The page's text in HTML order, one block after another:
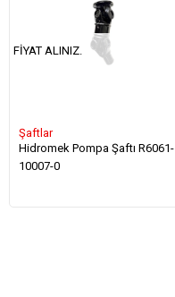
Şaftlar
Hidromek Pompa Şaftı R6061-
10007-0
FIYAT ALINIZ.